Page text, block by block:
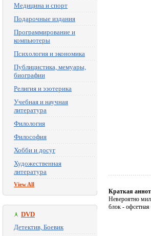
Медицина и спорт
Подарочные издания
Программирование и
компьютеры
Психология и экономика
Публицистика, мемуары,
биографии
Религия и эзотерика
Учебная и научная
литература
Филология
Философия
Хобби и досуг
Художественная
литература
View All
DVD
Детектив, Боевик
Краткая
Невероятно
блок -